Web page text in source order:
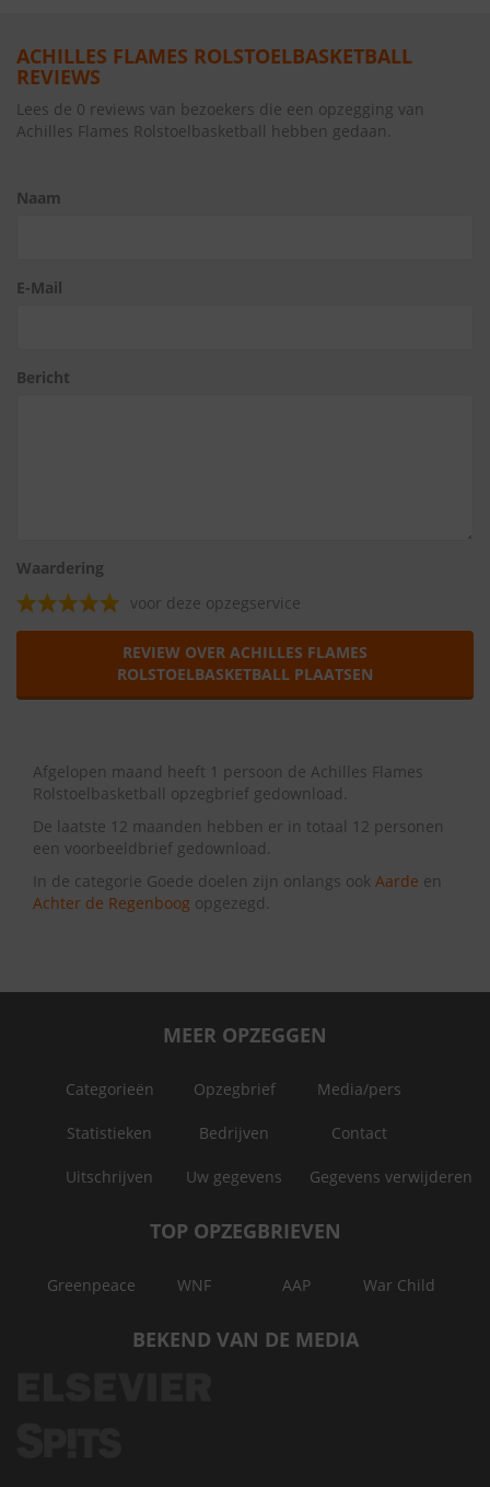
ACHILLES FLAMES ROLSTOELBASKETBALL
REVIEWS
Lees de 0 reviews van bezoekers die een opzegging van
Achilles Flames Rolstoelbasketball hebben gedaan.
Naam
E-Mail
Bericht
Waardering
voor deze opzegservice
REVIEW OVER ACHILLES FLAMES
ROLSTOELBASKETBALL PLAATSEN
Afgelopen maand heeft 1 persoon de Achilles Flames
Rolstoelbasketball opzegbrief gedownload.
De laatste 12 maanden hebben er in totaal 12 personen
een voorbeeldbrief gedownload.
In de categorie Goede doelen zijn onlangs ook Aarde en
Achter de Regenboog opgezegd.
MEER OPZEGGEN
Categorieën Opzegbrief Media/pers
Statistieken Bedrijven Contact
Uitschrijven Uw gegevens Gegevens verwijderen
TOP OPZEGBRIEVEN
Greenpeace WNF AAP War Child
BEKEND VAN DE MEDIA